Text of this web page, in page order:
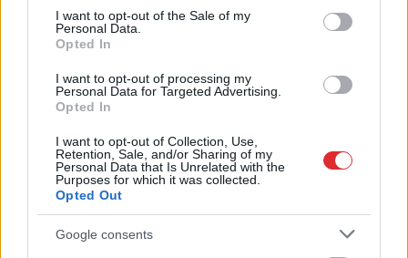
consent section.
I want to opt-out of the Sale of my
Personal Data.
Opted In
I want to opt-out of processing my
Personal Data for Targeted Advertising.
Opted In
I want to opt-out of Collection, Use,
Retention, Sale, and/or Sharing of my
Personal Data that Is Unrelated with the
Purposes for which it was collected.
Opted Out
Google consents
Kuģis skarbi nokritizē žurnālistes
Rūtas Dvinskas kleitu
VIDEO. “Jā, tas ir naktskrekliņš!”:
stiliste Žanna Dubska nodemonstrē,
VIDEO. “Nevarēju sagaidīt
– dziedātāja Aminata satriecošā
minikleitā demonstrē slaidās kājas